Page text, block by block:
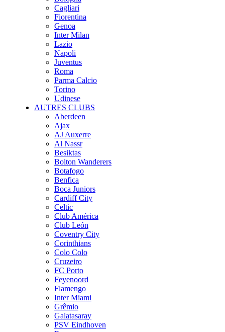
Cagliari
Fiorentina
Genoa
Inter Milan
Lazio
Napoli
Juventus
Roma
Parma Calcio
Torino
Udinese
AUTRES CLUBS
Aberdeen
Ajax
AJ Auxerre
Al Nassr
Besiktas
Bolton Wanderers
Botafogo
Benfica
Boca Juniors
Cardiff City
Celtic
Club América
Club León
Coventry City
Corinthians
Colo Colo
Cruzeiro
FC Porto
Feyenoord
Flamengo
Inter Miami
Grêmio
Galatasaray
PSV Eindhoven